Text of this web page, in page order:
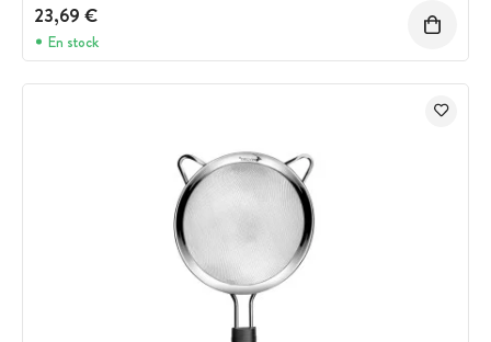
23,69 €
En stock